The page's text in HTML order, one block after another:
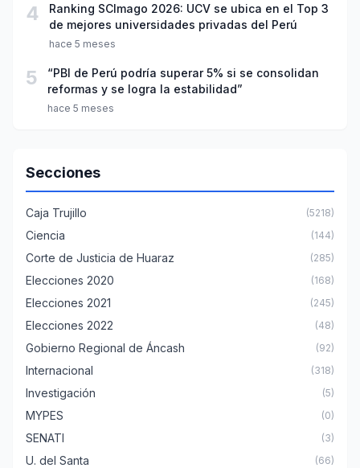
4
Ranking SCImago 2026: UCV se ubica en el Top 3
de mejores universidades privadas del Perú
hace 5 meses
5
“PBI de Perú podría superar 5% si se consolidan
reformas y se logra la estabilidad”
hace 5 meses
Secciones
Caja Trujillo (5218)
Ciencia (144)
Corte de Justicia de Huaraz (285)
Elecciones 2020 (168)
Elecciones 2021 (245)
Elecciones 2022 (48)
Gobierno Regional de Áncash (92)
Internacional (318)
Investigación (5)
MYPES (0)
SENATI (3)
U. del Santa (66)